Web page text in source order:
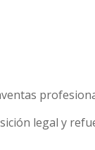
legal y